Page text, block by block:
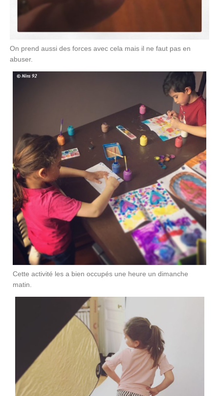
On prend aussi des forces avec cela mais il ne faut pas en
abuser.
Cette activité les a bien occupés une heure un dimanche
matin.